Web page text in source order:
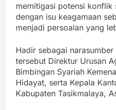
memitigasi potensi konflik
dengan isu keagamaan
menjadi persoalan yang
Hadir sebagai
tersebut Direktur Urusan
Bimbingan Syariah
Hidayat, serta Kepala
Kabupaten Tasikmalaya,